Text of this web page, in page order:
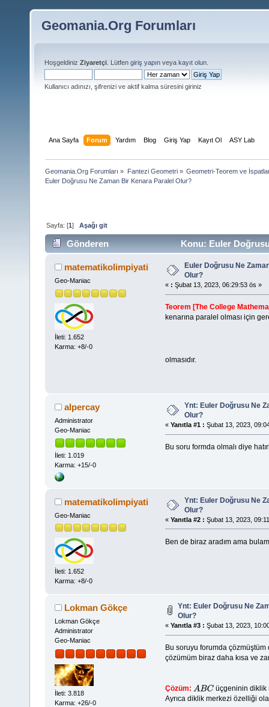
Geomania.Org Forumları
Hoşgeldiniz Ziyaretçi . Lütfen giriş yapın veya kayıt olun
Kullanıcı adınızı, şifrenizi ve aktif kalma süresini giriniz
Ana Sayfa Forum Yardım Blog Giriş Yap Kayıt Ol ASY Lab
Geomania.Org Forumları » Fantezi Geometri» Geometri-Teorem ve
Euler Doğrusu Ne Zaman Bir Kenara Paralel Olur?
Sayfa: [1]Aşağı git
Gönderen Konu: Euler
matematikolimpiyati
Geo-Maniac
İleti: 1.652
Karma: +8/-0
Euler Doğrusu Ne
Olur?
« : Şubat 13, 2023, 06:29:53 ös »
Teorem [The College
kenarına paralel olması için
olmasıdır.
alpercay
Administrator
Geo-Maniac
İleti: 1.019
Karma: +15/-0
Ynt: Euler Doğrusu Ne
Olur?
« Yanıtla #1 : Şubat 13, 2023,
Bu soru formda olmalı diye
matematikolimpiyati
Geo-Maniac
İleti: 1.652
Karma: +8/-0
Ynt: Euler Doğrusu Ne
Olur?
« Yanıtla #2 : Şubat 13, 2023,
Ben de biraz aradım ama
Lokman Gökçe
Lokman Gökçe
Administrator
Geo-Maniac
İleti: 3.818
Karma: +26/-0
Ynt: Euler Doğrusu Ne
Olur?
« Yanıtla #3 : Şubat 13, 2023,
Bu soruyu forumda çözmüştüm
çözümüm biraz daha kısa ve
Çözüm: ABC
üçgeninin diklik
Ayrıca diklik merkezi özelliği